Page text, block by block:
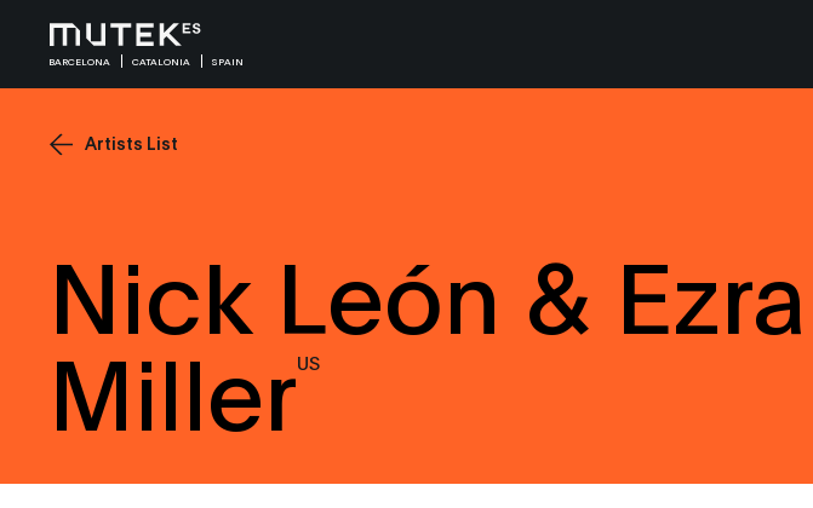
BARCELONA CATALONIA SPAIN
Artists List
Nick León & Ezra
MillerUS